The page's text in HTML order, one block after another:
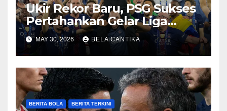
Ukir Rekor Baru, PSG Sukses
Pertahankan Gelar Liga
Champions
MAY 30, 2026 BELA CANTIKA
BERITA BOLA BERITA TERKINI